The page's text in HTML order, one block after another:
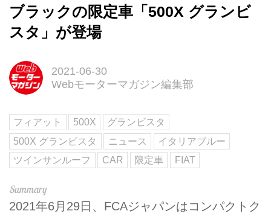
ブラックの限定車「500X グランビ
スタ」が登場
2021-06-30
Webモーターマガジン編集部
フィアット 500X
グランビスタ
500X グランビスタ
ニュース
イタリアブルー
ツインサンルーフ
CAR 限定車 FIAT
2021年6月29日、FCAジャパンはコンパクトク